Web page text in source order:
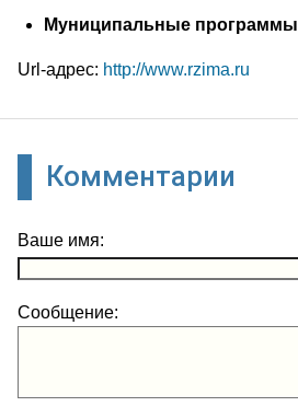
Муниципальные программы
Url-адрес: http://www.rzima.ru
Комментарии
Ваше имя:
Сообщение: